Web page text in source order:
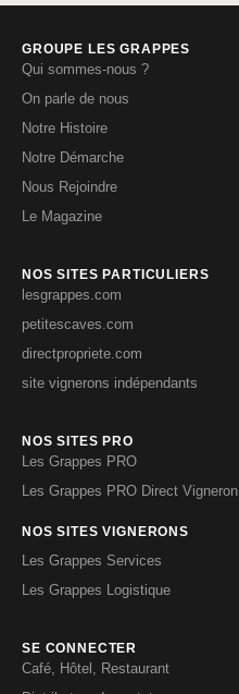
GROUPE LES GRAPPES
Qui sommes-nous ?
On parle de nous
Notre Histoire
Notre Démarche
Nous Rejoindre
Le Magazine
NOS SITES PARTICULIERS
lesgrappes.com
petitescaves.com
directpropriete.com
site vignerons indépendants
NOS SITES PRO
Les Grappes PRO
Les Grappes PRO Direct Vigneron
NOS SITES VIGNERONS
Les Grappes Services
Les Grappes Logistique
SE CONNECTER
Café, Hôtel, Restaurant